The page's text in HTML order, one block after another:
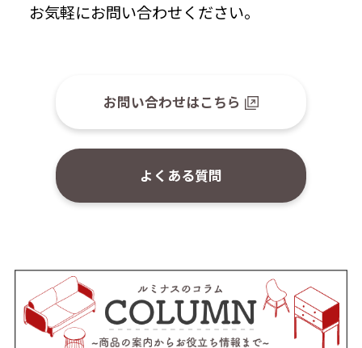
お気軽にお問い合わせください。
お問い合わせはこちら
よくある質問